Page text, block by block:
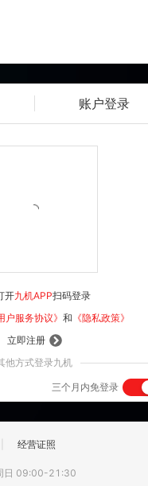
账户登录
登 录
立即注册
他方式登录九机
三个月内免登录
开九机APP扫码登录
户服务协议》 和 《隐私政策》
经营证照
日 09:00-21:30